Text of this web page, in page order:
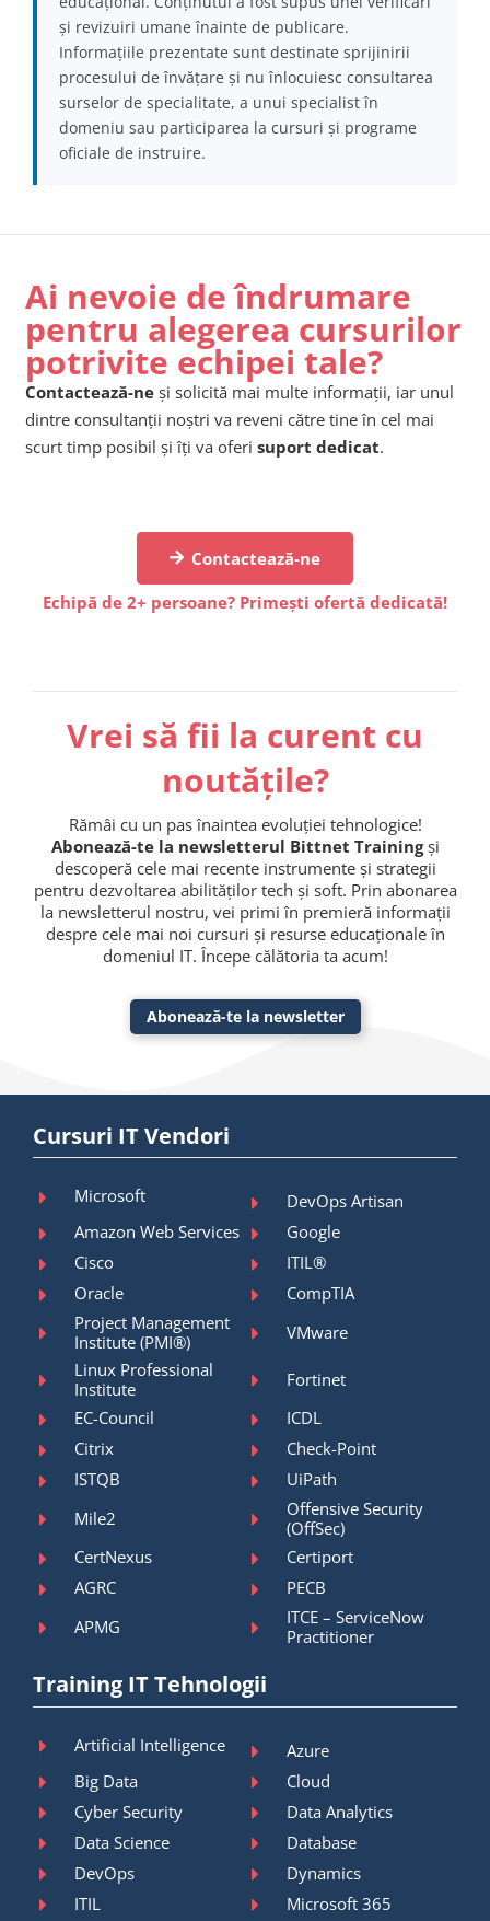
și revizuiri umane înainte de publicare.
Informațiile prezentate sunt destinate sprijinirii
procesului de învățare și nu înlocuiesc consultarea
surselor de specialitate, a unui specialist în
domeniu sau participarea la cursuri și programe
oficiale de instruire.
Ai nevoie de îndrumare
pentru alegerea cursurilor
potrivite echipei tale?
Contactează-ne și solicită mai multe informații, iar unul
dintre consultanții noștri va reveni către tine în cel mai
scurt timp posibil și îți va oferi suport dedicat.
Contactează-ne
Echipă de 2+ persoane? Primești ofertă dedicată!
Vrei să fii la curent cu
noutățile?
Rămâi cu un pas înaintea evoluției tehnologice!
Abonează-te la newsletterul Bittnet Trainingși
descoperă cele mai recente instrumente și strategii
pentru dezvoltarea abilităților tech și soft. Prin abonarea
la newsletterul nostru, vei primi în premieră informații
despre cele mai noi cursuri și resurse educaționale în
domeniul IT. Începe călătoria ta acum!
Abonează-te la newsletter
Cursuri IT Vendori
Microsoft
DevOps Artisan
Amazon Web Services
Google
Cisco
ITIL®
Oracle
CompTIA
Project Management
Institute (PMI®)
VMware
Linux Professional
Institute
Fortinet
EC-Council
ICDL
Citrix
Check-Point
ISTQB
UiPath
Mile2
Offensive Security
(OffSec)
CertNexus
Certiport
AGRC
PECB
APMG
ITCE – ServiceNow
Practitioner
Training IT Tehnologii
Artificial Intelligence
Azure
Big Data
Cloud
Cyber Security
Data Analytics
Data Science
Database
DevOps
Dynamics
ITIL
Microsoft 365